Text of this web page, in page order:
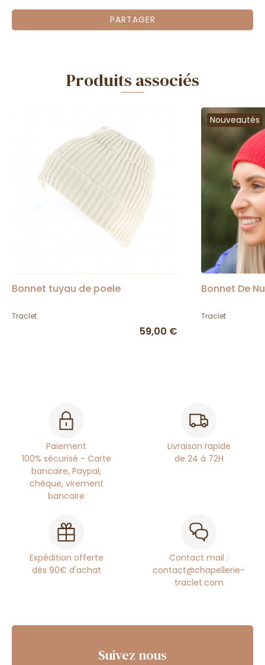
PARTAGER
Produits associés
Bonnet tuyau de poele
Traclet
59,00 €
Nouveautés
Bonnet De
Traclet
Paiement
100% sécurisé - Carte
bancaire, Paypal,
chèque, virement
bancaire
Livraison rapide
de 24 à 72H
Expédition offerte
dès 90€ d'achat
Contact mail :
contact@chapellerie-
traclet.com
Suivez nous